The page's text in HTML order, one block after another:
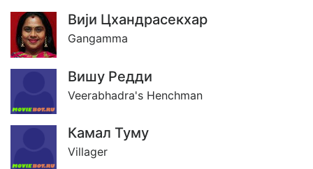
Виjи Цхандрасекхар
Gangamma
Вишу Редди
Veerabhadra's Henchman
Камал Туму
Villager